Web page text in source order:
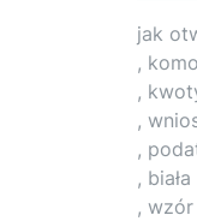
jak
,
,
,
,
,
,